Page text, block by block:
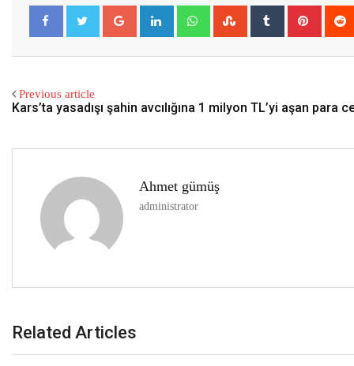
Previous article
Kars’ta yasadışı şahin avcılığına 1 milyon TL’yi aşan para
Ahmet gümüş
administrator
Related Articles